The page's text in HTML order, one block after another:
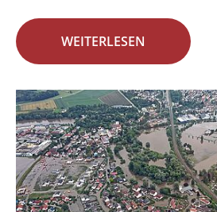
WEITERLESEN